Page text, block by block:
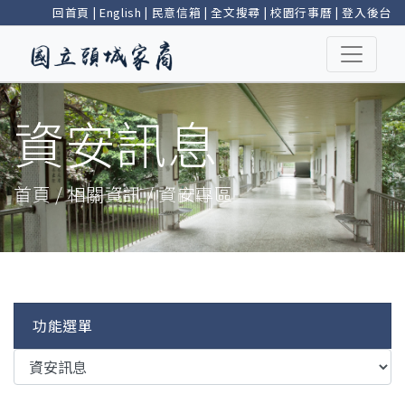
回首頁 | English | 民意信箱 |全文搜尋 | 校園行事曆 |登入後台
資安訊息
首頁 / 相關資訊 / 資安專區
功能選單